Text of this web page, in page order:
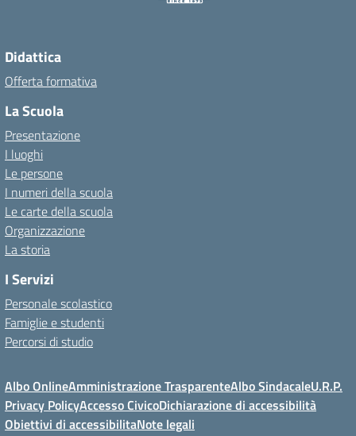
Didattica
Offerta formativa
La Scuola
Presentazione
I luoghi
Le persone
I numeri della scuola
Le carte della scuola
Organizzazione
La storia
I Servizi
Personale scolastico
Famiglie e studenti
Percorsi di studio
Albo OnlineAmministrazione TrasparenteAlbo SindacaleU.R.P.
Privacy PolicyAccesso CivicoDichiarazione di accessibilità
Obiettivi di accessibilitaNote legali